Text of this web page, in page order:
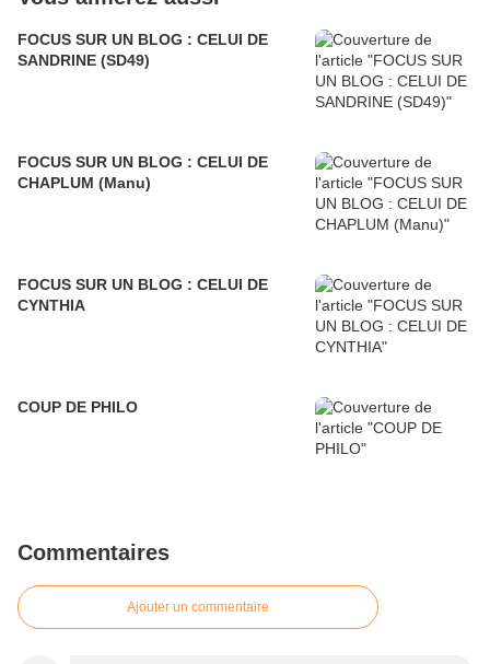
FOCUS SUR UN BLOG : CELUI DE
SANDRINE (SD49)
FOCUS SUR UN BLOG : CELUI DE
CHAPLUM (Manu)
FOCUS SUR UN BLOG : CELUI DE
CYNTHIA
COUP DE PHILO
Commentaires
Ajouter un commentaire